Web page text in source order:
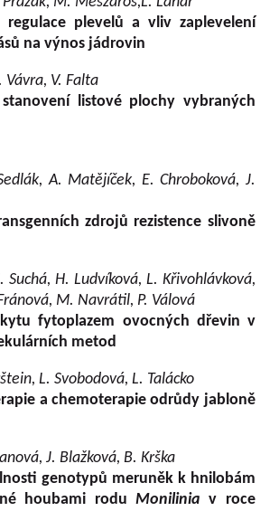
regulace plevelů a vliv zaplevelení
na výnos jádrovin
Vávra, V. Falta
listové plochy vybraných
A. Matějíček, E. Chroboková, J.
zdrojů rezistence slivoně
Suchá, H. Ludvíková, L. Křivohlávková,
M. Navrátil, P. Válová
fytoplazem ovocných dřevin v
metod
L. Svobodová, L. Talácko
a chemoterapie odrůdy jabloně
J. Blažková, B. Krška
genotypů meruněk k hnilobám
houbami rodu Monilinia v roce